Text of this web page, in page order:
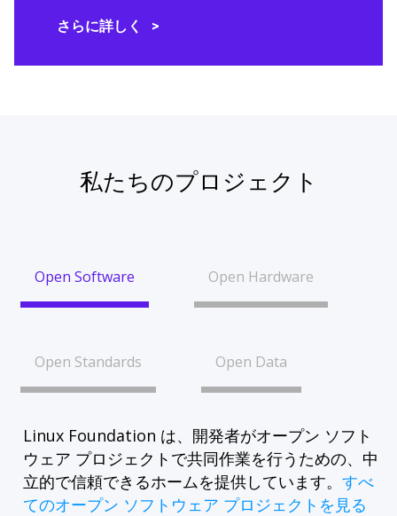
さらに詳しく
私たちのプロジェクト
Open Software Open Hardware
Open Standards Open Data
Linux Foundation は、開発者がオープン ソフト
ウェア プロジェクトで共同作業を行うための、中
立的で信頼できるホームを提供しています。 すべ
てのオープン ソフトウェア プロジェクトを見る